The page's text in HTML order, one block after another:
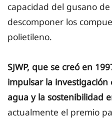
capacidad del gusano
descomponer los
polietileno.
SJWP, que se creó en
impulsar la
agua y la sostenibilidad
actualmente el premio